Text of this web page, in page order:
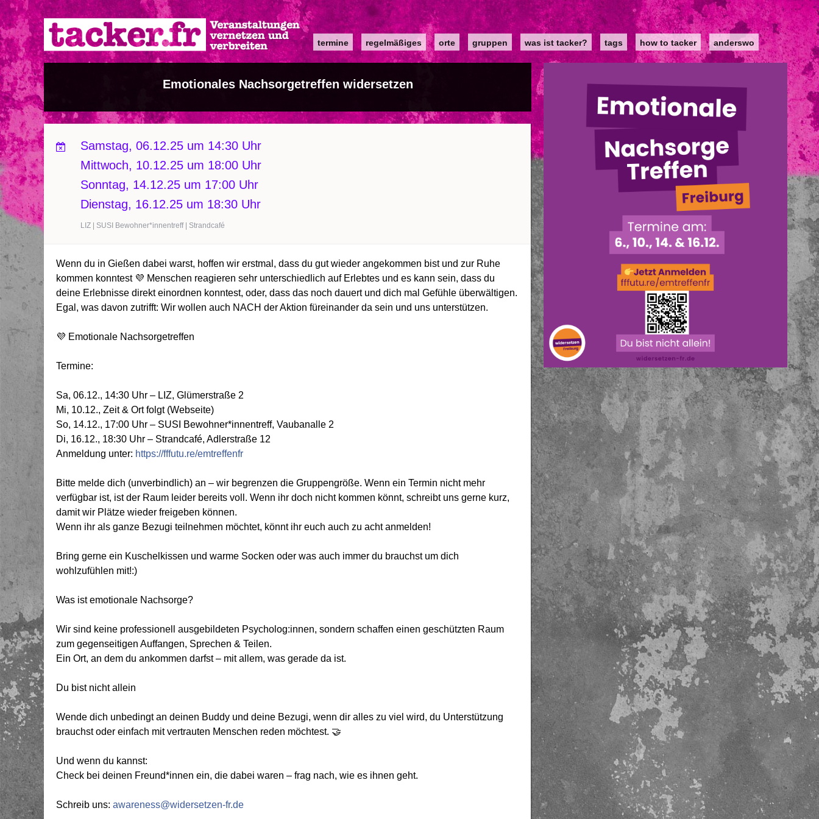
Direkt
zum
Inhalt
Main
navigation
termine regelmäßiges orte gruppen was ist tacker? tags how to tacker anderswo
Emotionales Nachsorgetreffen widersetzen
Samstag, 06.12.25 um 14:30 Uhr
Mittwoch, 10.12.25 um 18:00 Uhr
Sonntag, 14.12.25 um 17:00 Uhr
Dienstag, 16.12.25 um 18:30 Uhr
LIZ | SUSI Bewohner*innentreff | Strandcafé
Wenn du in Gießen dabei warst, hoffen wir erstmal, dass du gut wieder angekommen bist und zur Ruhe
kommen konntest 💜 Menschen reagieren sehr unterschiedlich auf Erlebtes und es kann sein, dass du
deine Erlebnisse direkt einordnen konntest, oder, dass das noch dauert und dich mal Gefühle überwältigen.
Egal, was davon zutrifft: Wir wollen auch NACH der Aktion füreinander da sein und uns unterstützen.
💜 Emotionale Nachsorgetreffen
Termine:
Sa, 06.12., 14:30 Uhr – LIZ, Glümerstraße 2
Mi, 10.12., Zeit & Ort folgt (Webseite)
So, 14.12., 17:00 Uhr – SUSI Bewohner*innentreff, Vaubanalle 2
Di, 16.12., 18:30 Uhr – Strandcafé, Adlerstraße 12
Anmeldung unter: https://fffutu.re/emtreffenfr
Bitte melde dich (unverbindlich) an – wir begrenzen die Gruppengröße. Wenn ein Termin nicht mehr
verfügbar ist, ist der Raum leider bereits voll. Wenn ihr doch nicht kommen könnt, schreibt uns gerne kurz,
damit wir Plätze wieder freigeben können.
Wenn ihr als ganze Bezugi teilnehmen möchtet, könnt ihr euch auch zu acht anmelden!
Bring gerne ein Kuschelkissen und warme Socken oder was auch immer du brauchst um dich
wohlzufühlen mit!:)
Was ist emotionale Nachsorge?
Wir sind keine professionell ausgebildeten Psycholog:innen, sondern schaffen einen geschützten Raum
zum gegenseitigen Auffangen, Sprechen & Teilen.
Ein Ort, an dem du ankommen darfst – mit allem, was gerade da ist.
Du bist nicht allein
Wende dich unbedingt an deinen Buddy und deine Bezugi, wenn dir alles zu viel wird, du Unterstützung
brauchst oder einfach mit vertrauten Menschen reden möchtest. 🤝
Und wenn du kannst:
Check bei deinen Freund*innen ein, die dabei waren – frag nach, wie es ihnen geht.
Schreib uns: awareness@widersetzen-fr.de